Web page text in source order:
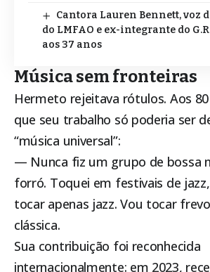
Cantora Lauren Bennett, voz
do LMFAO e ex-integrante do
aos 37 anos
Música sem fronteiras
Hermeto rejeitava rótulos. Aos
que seu trabalho só poderia ser
“música universal”:
— Nunca fiz um grupo de bossa
forró. Toquei em festivais de
tocar apenas jazz. Vou tocar
clássica.
Sua contribuição foi reconhecida
internacionalmente: em 2023,